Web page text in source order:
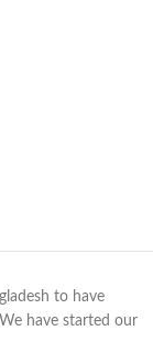
to have
have started our